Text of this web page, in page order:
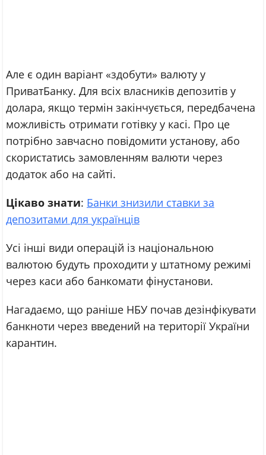
Але є один варіант «здобути» валюту у
ПриватБанку. Для всіх власників депозитів у
долара, якщо термін закінчується, передбачена
можливість отримати готівку у касі. Про це
потрібно завчасно повідомити установу, або
скористатись замовленням валюти через
додаток або на сайті.
Цікаво знати: Банки знизили ставки за
депозитами для українців
Усі інші види операцій із національною
валютою будуть проходити у штатному режимі
через каси або банкомати фінустанови.
Нагадаємо, що раніше НБУ почав дезінфікувати
банкноти через введений на території України
карантин.